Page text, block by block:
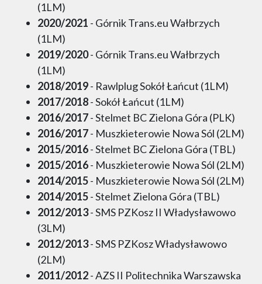
(1LM)
2020/2021 - Górnik Trans.eu Wałbrzych
(1LM)
2019/2020- Górnik Trans.eu Wałbrzych
(1LM)
2018/2019- Rawlplug Sokół Łańcut (1LM)
2017/2018- Sokół Łańcut (1LM)
2016/2017- Stelmet BC Zielona Góra (PLK)
2016/2017- Muszkieterowie Nowa Sól (2LM)
2015/2016- Stelmet BC Zielona Góra (TBL)
2015/2016- Muszkieterowie Nowa Sól (2LM)
2014/2015- Muszkieterowie Nowa Sól (2LM)
2014/2015- Stelmet Zielona Góra (TBL)
2012/2013- SMS PZKosz II Władysławowo
(3LM)
2012/2013- SMS PZKosz Władysławowo
(2LM)
2011/2012- AZS II Politechnika Warszawska